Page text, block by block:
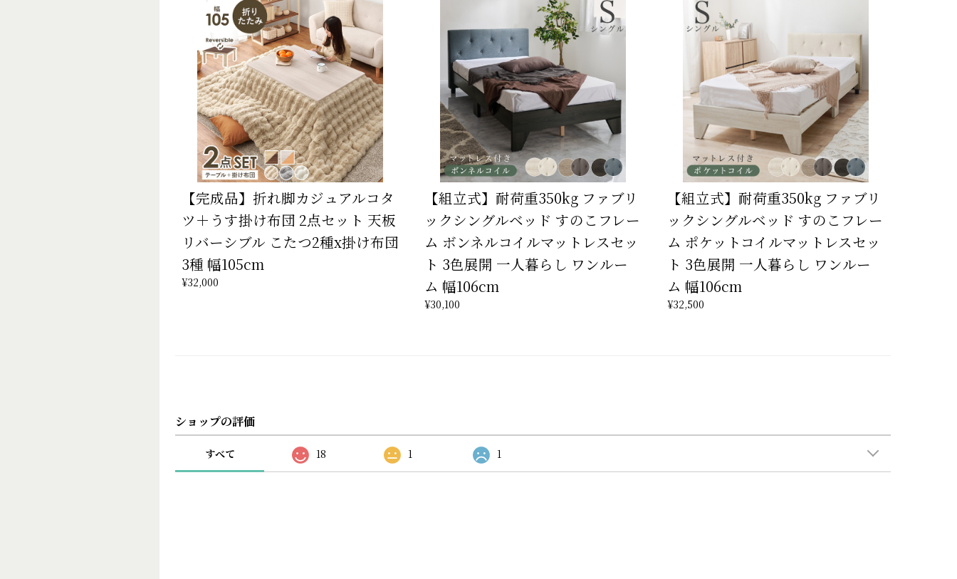
【完成品】折れ脚カジュアルコタ
ツ＋うす掛け布団 2点セット 天板
リバーシブル こたつ2種x掛け布団
3種 幅105cm
¥32,000
【組立式】耐荷重350kg ファブリ
ックシングルベッド すのこフレー
ム ボンネルコイルマットレスセッ
ト 3色展開 一人暮らし ワンルー
ム 幅106cm
¥30,100
【組立式】耐荷重350kg ファブリ
ックシングルベッド すのこフレー
ム ポケットコイルマットレスセッ
ト 3色展開 一人暮らし ワンルー
ム 幅106cm
¥32,500
ショップの評価
すべて 18 1 1